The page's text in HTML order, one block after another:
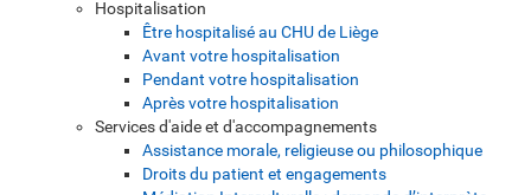
Hospitalisation
Être hospitalisé au CHU de Liège
Avant votre hospitalisation
Pendant votre hospitalisation
Après votre hospitalisation
Services d'aide et d'accompagnements
Assistance morale, religieuse ou philosophique
Droits du patient et engagements